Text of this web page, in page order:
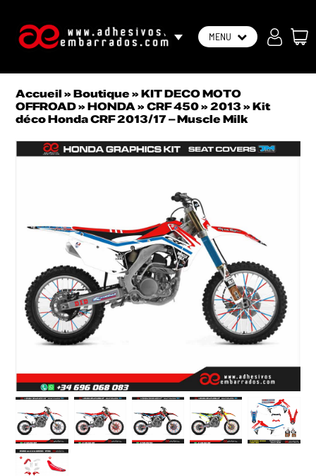
FR MENU
Accueil » Boutique » KIT DECO MOTO
OFFROAD » HONDA »CRF 450 »2013 » Kit
déco Honda CRF 2013/17 – Muscle Milk